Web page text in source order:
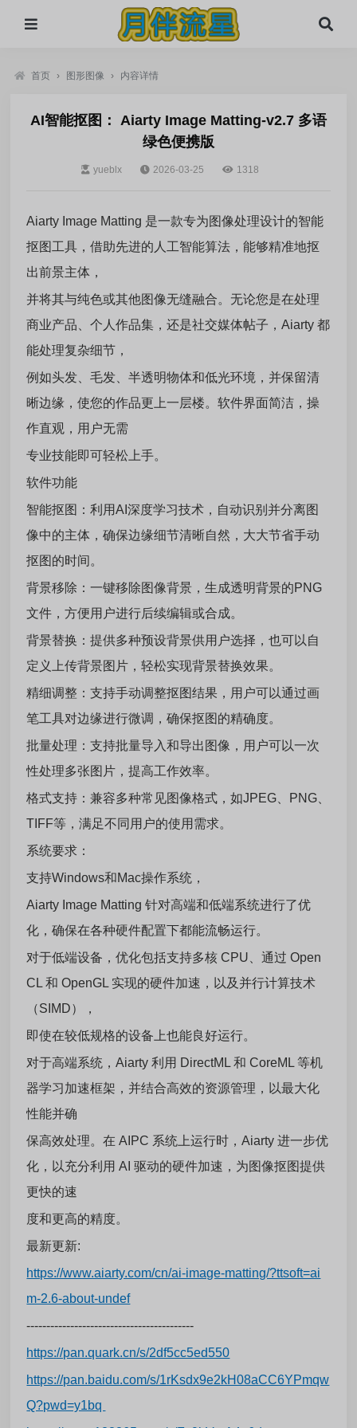
首页 › 图形图像 › 内容详情
AI智能抠图： Aiarty Image Matting-v2.7 多语
绿色便携版
yueblx 2026-03-25 1318
Aiarty Image Matting 是一款专为图像处理设计的智能
抠图工具，借助先进的人工智能算法，能够精准地抠
出前景主体，
并将其与纯色或其他图像无缝融合。无论您是在处理
商业产品、个人作品集，还是社交媒体帖子，Aiarty 都
能处理复杂细节，
例如头发、毛发、半透明物体和低光环境，并保留清
晰边缘，使您的作品更上一层楼。软件界面简洁，操
作直观，用户无需
专业技能即可轻松上手。
软件功能
智能抠图：利用AI深度学习技术，自动识别并分离图
像中的主体，确保边缘细节清晰自然，大大节省手动
抠图的时间。
背景移除：一键移除图像背景，生成透明背景的PNG
文件，方便用户进行后续编辑或合成。
背景替换：提供多种预设背景供用户选择，也可以自
定义上传背景图片，轻松实现背景替换效果。
精细调整：支持手动调整抠图结果，用户可以通过画
笔工具对边缘进行微调，确保抠图的精确度。
批量处理：支持批量导入和导出图像，用户可以一次
性处理多张图片，提高工作效率。
格式支持：兼容多种常见图像格式，如JPEG、PNG、
TIFF等，满足不同用户的使用需求。
系统要求：
支持Windows和Mac操作系统，
Aiarty Image Matting 针对高端和低端系统进行了优
化，确保在各种硬件配置下都能流畅运行。
对于低端设备，优化包括支持多核 CPU、通过 Open
CL 和 OpenGL 实现的硬件加速，以及并行计算技术
（SIMD），
即使在较低规格的设备上也能良好运行。
对于高端系统，Aiarty 利用 DirectML 和 CoreML 等机
器学习加速框架，并结合高效的资源管理，以最大化
性能并确
保高效处理。在 AIPC 系统上运行时，Aiarty 进一步优
化，以充分利用 AI 驱动的硬件加速，为图像抠图提供
更快的速
度和更高的精度。
最新更新:
https://www.aiarty.com/cn/ai-image-matting/?ttsoft=ai
m-2.6-about-undef
------------------------------------------
https://pan.quark.cn/s/2df5cc5ed550
https://pan.baidu.com/s/1rKsdx9e2kH08aCC6YPmqw
Q?pwd=y1bq